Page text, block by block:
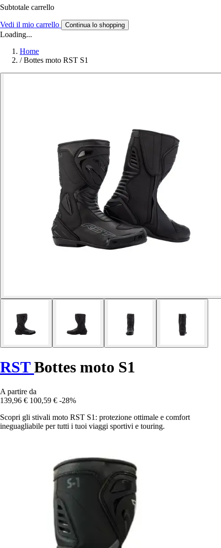
Subtotale carrello
Vedi il mio carrello Continua lo shopping
Loading...
Home
/ Bottes moto RST S1
RSTBottes moto S1
A partire da
139,96 € 100,59 € -28%
Scopri gli stivali moto RST S1: protezione ottimale e comfort
ineguagliabile per tutti i tuoi viaggi sportivi e touring.